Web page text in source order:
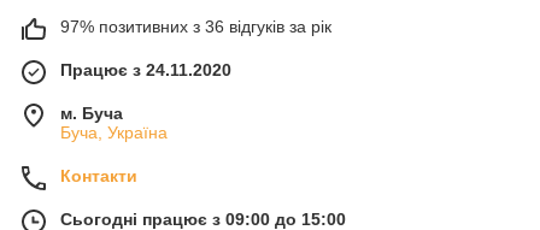
97% позитивних з 36 відгуків за рік
Працює з 24.11.2020
м. Буча
Буча, Україна
Контакти
Сьогодні працює з 09:00 до 15:00